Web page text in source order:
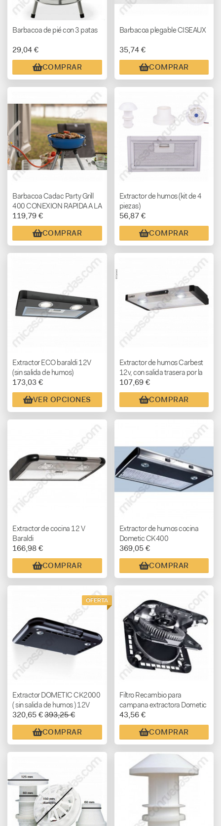
Barbacoa de pié con 3 patas
29,04 €
COMPRAR
Barbacoa plegable CISEAUX
35,74 €
COMPRAR
Barbacoa Cadac Party Grill
400 CONEXION RAPIDA A LA
AUTOCARAVANA
119,79 €
COMPRAR
Extractor de humos (kit de 4
piezas)
56,87 €
COMPRAR
Extractor ECO baraldi 12V
(sin salida de humos)
173,03 €
VER OPCIONES
Extractor de humos Carbest
12v, con salida trasera por la
pared, doble motor.
107,69 €
COMPRAR
Extractor de cocina 12 V
Baraldi
166,98 €
COMPRAR
Extractor de humos cocina
Dometic CK400
369,05 €
COMPRAR
OFERTA
Extractor DOMETIC CK2000
( sin salida de humos ) 12V
320,65 €393,25 €
COMPRAR
Filtro Recambio para
campana extractora Dometic
Ck2000
43,56 €
COMPRAR